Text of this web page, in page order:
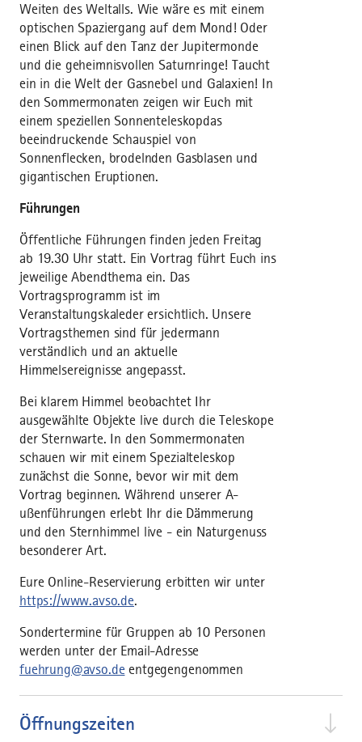
Weiten des Weltalls. Wie wäre es mit einem
optischen Spaziergang auf dem Mond! Oder
einen Blick auf den Tanz der Jupitermonde
und die geheimnisvollen Saturnringe! Taucht
ein in die Welt der Gasnebel und Galaxien! In
den Sommermonaten zeigen wir Euch mit
einem speziellen Sonnenteleskopdas
beeindruckende Schauspiel von
Sonnenflecken, brodelnden Gasblasen und
gigantischen Eruptionen.
Führungen
Öffentliche Führungen finden jeden Freitag
ab 19.30 Uhr statt. Ein Vortrag führt Euch ins
jeweilige Abendthema ein. Das
Vortragsprogramm ist im
Veranstaltungskaleder ersichtlich. Unsere
Vortragsthemen sind für jedermann
verständlich und an aktuelle
Himmelsereignisse angepasst.
Bei klarem Himmel beobachtet Ihr
ausgewählte Objekte live durch die Teleskope
der Sternwarte. In den Sommermon­aten
schauen wir mit einem Spezialteleskop
zunächst die Sonne, bevor wir mit dem
Vortrag beginnen. Während unserer A­
ußenführungen erlebt Ihr die Dämmerung
und den Sternhimmel live - ein Naturgenuss
besonderer Art.
Eure Online-Reservierung erbitten wir unter
https://www.avso.de.
Sondertermine für Gruppen ab 10 Personen
werden unter der Email-Adresse
fuehrung@avso.de entgegengenommen
Öffnungszeiten